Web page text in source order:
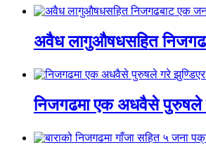
अवैध लागुऔषधसहित
निजगढमा एक अधवैसे पुरुषले